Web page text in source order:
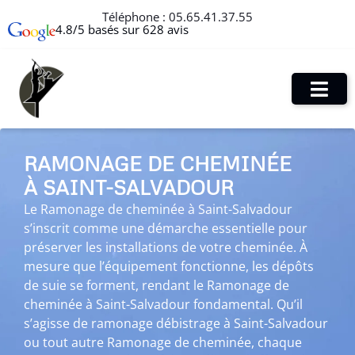
Téléphone : 05.65.41.37.55
4.8/5 basés sur 628 avis
RAMONAGE DE CHEMINÉE
À SAINT-SALVADOUR
Le Ramonage de cheminée à Saint-Salvadour
s’inscrit comme une démarche essentielle pour
préserver les installations de votre cheminée. À
mesure que l’équipement fonctionne, les dépôts
de suie se forment, rendant le Ramonage de
cheminée à Saint-Salvadour fondamental. Qu’il
s’agisse de ramonage débistrage à Saint-Salvadour
ou tout autre Ramonage de cheminée, chaque